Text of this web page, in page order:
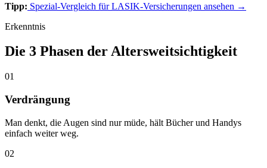
Tipp: Spezial-Vergleich für LASIK-Versicherungen ansehen →
Erkenntnis
Die 3 Phasen der Altersweitsichtigkeit
01
Verdrängung
Man denkt, die Augen sind nur müde, hält Bücher und Handys
einfach weiter weg.
02